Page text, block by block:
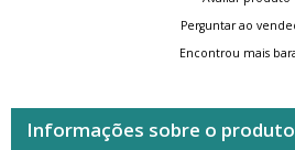
Perguntar ao
Encontrou mais
Informações sobre o produto